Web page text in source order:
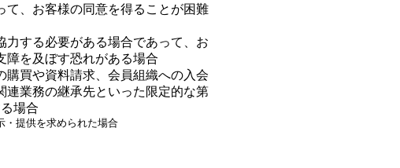
て、お客様の同意を得ることが困難
力する必要がある場合であって、お
障を及ぼす恐れがある場合
買や資料請求、会員組織への入会
連業務の継承先といった限定的な第
場合
・提供を求められた場合